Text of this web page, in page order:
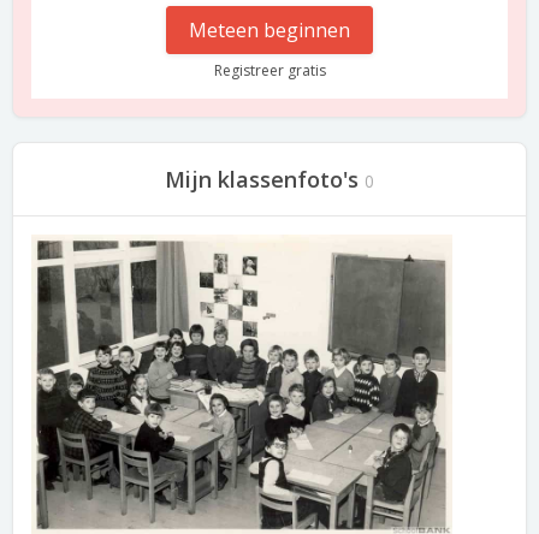
Meteen beginnen
Registreer gratis
Mijn klassenfoto's 0